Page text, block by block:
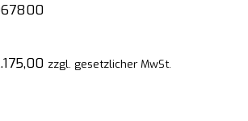
zzgl. gesetzlicher MwSt.